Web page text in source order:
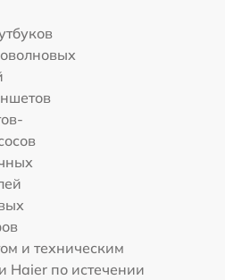
и техническим
Haier по истечении